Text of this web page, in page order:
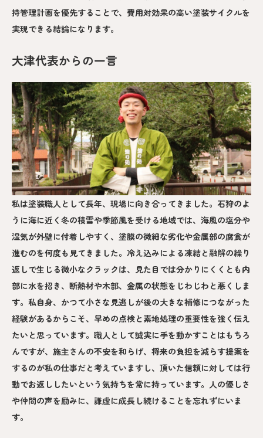
持管理計画を優先することで、費用対効果の高い塗装サイクルを
実現できる結論になります。
大津代表からの一言
私は塗装職人として長年、現場に向き合ってきました。石狩のよ
うに海に近く冬の積雪や季節風を受ける地域では、海風の塩分や
湿気が外壁に付着しやすく、塗膜の微細な劣化や金属部の腐食が
進むのを何度も見てきました。冷え込みによる凍結と融解の繰り
返しで生じる微小なクラックは、見た目では分かりにくくとも内
部に水を招き、断熱材や木部、金属の状態をじわじわと悪くしま
す。私自身、かつて小さな見逃しが後の大きな補修につながった
経験があるからこそ、早めの点検と素地処理の重要性を強く伝え
たいと思っています。職人として誠実に手を動かすことはもちろ
んですが、施主さんの不安を和らげ、将来の負担を減らす提案を
するのが私の仕事だと考えていますし、頂いた信頼に対しては行
動でお返ししたいという気持ちを常に持っています。人の優しさ
や仲間の声を励みに、謙虚に成長し続けることを忘れずにいま
す。